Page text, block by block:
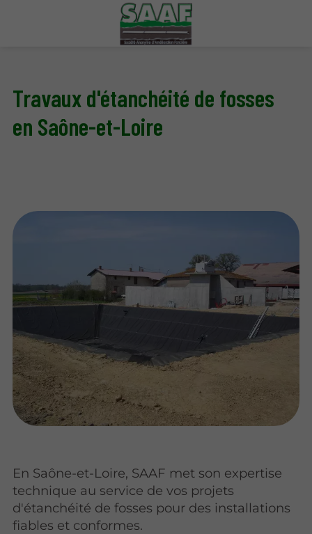
Travaux d'étanchéité de fosses
en Saône-et-Loire
En Saône-et-Loire, SAAF met son expertise
technique au service de vos projets
d'étanchéité de fosses pour des installations
fiables et conformes.